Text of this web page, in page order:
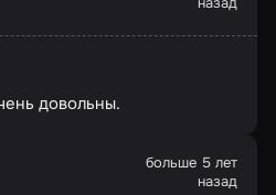
довольны.
больше 5 лет
назад